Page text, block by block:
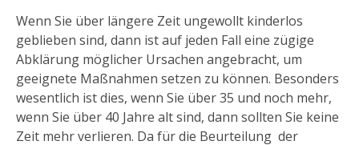
Wenn Sie über längere Zeit ungewollt kinderlos
geblieben sind, dann ist auf jeden Fall eine zügige
Abklärung möglicher Ursachen angebracht, um
geeignete Maßnahmen setzen zu können. Besonders
wesentlich ist dies, wenn Sie über 35 und noch mehr,
wenn Sie über 40 Jahre alt sind, dann sollten Sie keine
Zeit mehr verlieren. Da für die Beurteilung der